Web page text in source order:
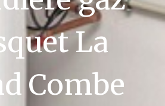
La
Combe